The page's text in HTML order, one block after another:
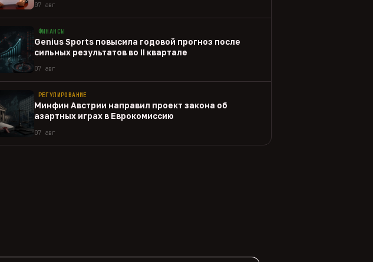
07 авг
ФИНАНСЫ
Genius Sports повысила годовой прогноз после
сильных результатов во II квартале
07 авг
РЕГУЛИРОВАНИЕ
Минфин Австрии направил проект закона об
азартных играх в Еврокомиссию
07 авг